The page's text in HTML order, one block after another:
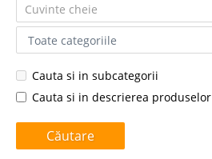
Cauta si in subcategorii
Cauta si in descrierea produselor